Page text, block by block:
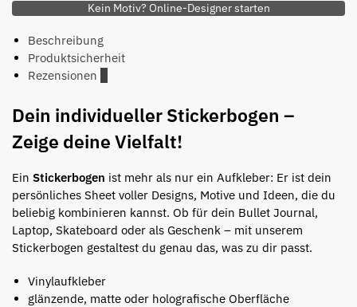
Kein Motiv? Online-Designer starten
Beschreibung
Produktsicherheit
Rezensionen
Dein individueller Stickerbogen –
Zeige deine Vielfalt!
Ein Stickerbogen ist mehr als nur ein Aufkleber: Er ist dein
persönliches Sheet voller Designs, Motive und Ideen, die du
beliebig kombinieren kannst. Ob für dein Bullet Journal,
Laptop, Skateboard oder als Geschenk – mit unserem
Stickerbogen gestaltest du genau das, was zu dir passt.
Vinylaufkleber
glänzende, matte oder holografische Oberfläche